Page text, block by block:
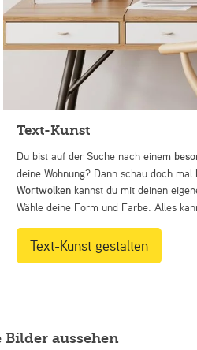
Text-Kunst
Du bist auf der Suche nach einem
deine Wohnung? Dann schau doch
Wortwolken kannst du mit deinen
Wähle deine Form und Farbe. Alles
Text-Kunst gestalten
aussehen